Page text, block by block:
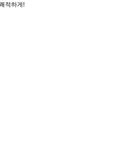
적하게!